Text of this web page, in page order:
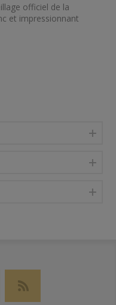
officiel de la
et impressionnant
apéritif raffiné.